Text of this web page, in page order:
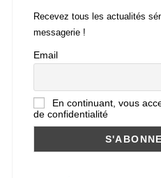
Recevez tous les actualités
messagerie !
Email
En continuant, vous
de confidentialité